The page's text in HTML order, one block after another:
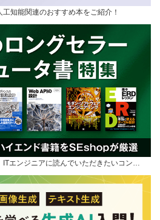
知能関連のおすすめ本をご紹介！
ITエンジニアに読んでいただきたいコン…